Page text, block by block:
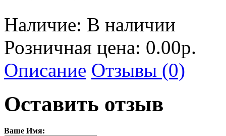
Наличие: В наличии
Розничная цена: 0.00р.
Описание Отзывы (0)
Оставить отзыв
Ваше Имя: